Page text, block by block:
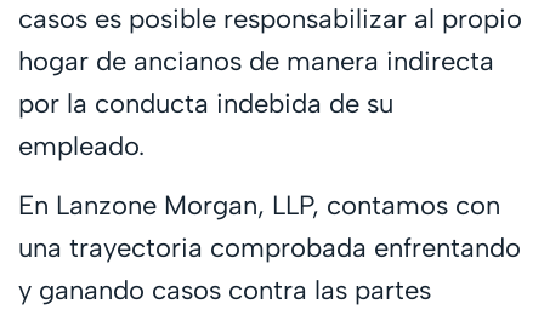
casos es posible responsabilizar al propio
hogar de ancianos de manera indirecta
por la conducta indebida de su
empleado.
En Lanzone Morgan, LLP, contamos con
una trayectoria comprobada enfrentando
y ganando casos contra las partes